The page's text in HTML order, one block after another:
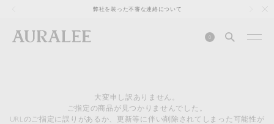
弊社を装った不審な連絡について
0
大変申し訳ありません。
ご指定の商品が見つかりませんでした。
URLのご指定に誤りがあるか、更新等に伴い削除されてしまった可能性が